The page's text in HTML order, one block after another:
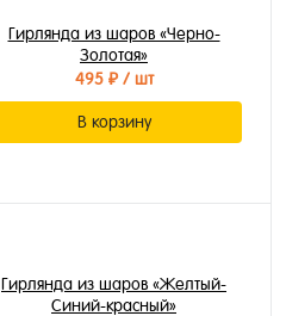
Гирлянда из шаров «Черно-
Золотая»
495 ₽/ шт
В корзину
Гирлянда из шаров «Желтый-
Синий-красный»